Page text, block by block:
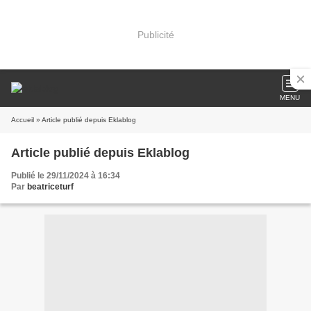
Publicité
MENU
Accueil » Article publié depuis Eklablog
Article publié depuis Eklablog
Publié le 29/11/2024 à 16:34
Par beatriceturf